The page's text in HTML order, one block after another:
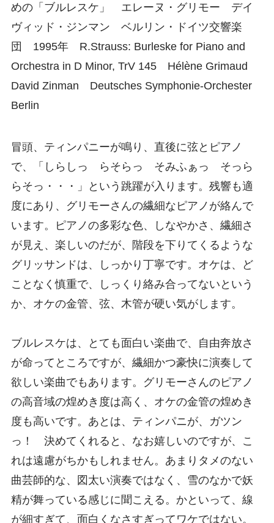
めの「ブルレスケ」 エレーヌ・グリモー デイ
ヴィッド・ジンマン ベルリン・ドイツ交響楽
団 1995年 R.Strauss: Burleske for Piano and
Orchestra in D Minor, TrV 145 Hélène Grimaud
David Zinman Deutsches Symphonie-Orchester
Berlin
冒頭、ティンパニーが鳴り、直後に弦とピアノ
で、「しらしっ らそらっ そみふぁっ そっら
らそっ・・・」という跳躍が入ります。残響も適
度にあり、グリモーさんの繊細なピアノが絡んで
います。ピアノの多彩な色、しなやかさ、繊細さ
が見え、楽しいのだが、階段を下りてくるような
グリッサンドは、しっかり丁寧です。オケは、ど
ことなく慎重で、しっくり絡み合ってないという
か、オケの金管、弦、木管が硬い気がします。
ブルレスケは、とても面白い楽曲で、自由奔放さ
が命ってところですが、繊細かつ豪快に演奏して
欲しい楽曲でもあります。グリモーさんのピアノ
の高音域の煌めき度は高く、オケの金管の煌めき
度も高いです。あとは、ティンパニが、ガツン
っ！ 決めてくれると、なお嬉しいのですが、こ
れは遠慮がちかもしれません。あまりタメのない
曲芸師的な、図太い演奏ではなく、雪のなかで妖
精が舞っている感じに聞こえる。かといって、線
が細すぎて、面白くなさすぎってワケではない。